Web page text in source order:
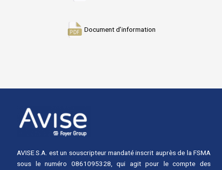
Document d’information
AVISE S.A. est un souscripteur mandaté inscrit auprès de la FSMA
sous le numéro 0861095328, qui agit pour le compte des